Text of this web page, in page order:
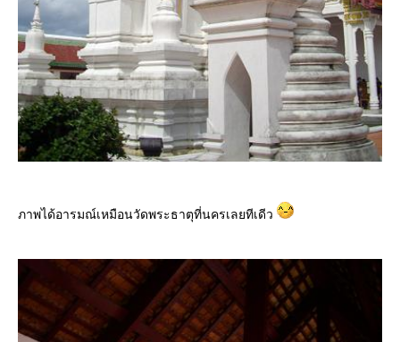
ภาพได้อารมณ์เหมือนวัดพระธาตุที่นครเลยทีเดีว